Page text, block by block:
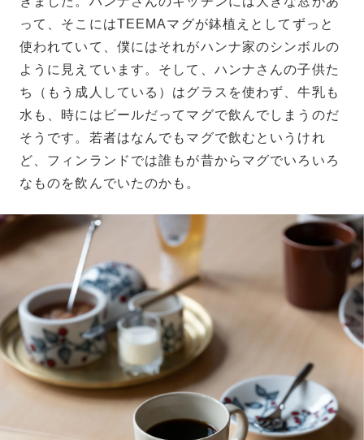
って、そこにはTEEMAマグが鉢植えとしてずっと
使われていて、僕にはそれがハンナ家のシンボルの
ように見えています。そして、ハンナさんの子供た
ち（もう成人している）はグラスを使わず、牛乳も
水も、時にはビールだってマグで飲んでしまうのだ
そうです。若者はなんでもマグで飲むというけれ
ど、フィンランドでは誰もが昔からマグでいろいろ
なものを飲んでいたのかも。